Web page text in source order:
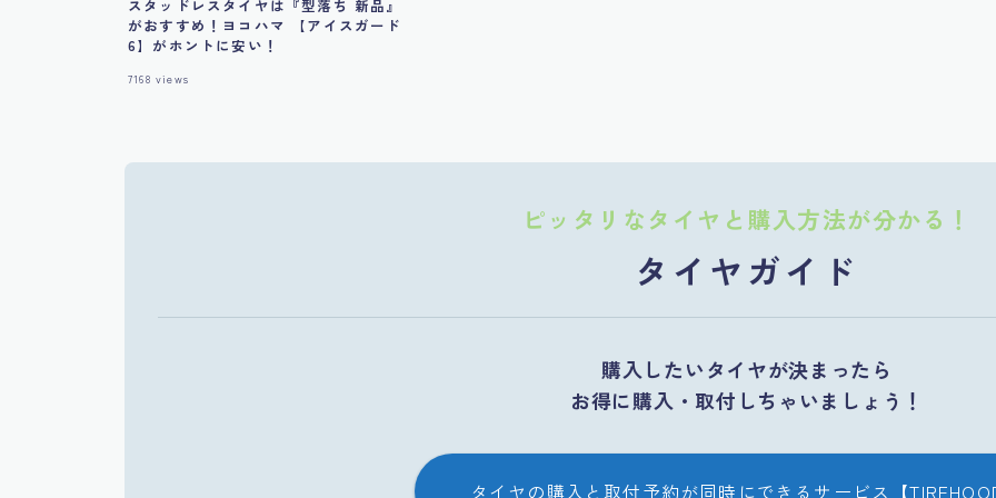
スタッドレスタイヤは『型落ち 新品』
がおすすめ！ヨコハマ 【アイスガード
6】がホントに安い！
7168 views
ピッタリなタイヤと購入方法が分かる！
タイヤガイド
購入したいタイヤが決まったら
お得に購入・取付しちゃいましょう！
タイヤの購入と取付予約が同時にできるサービス【